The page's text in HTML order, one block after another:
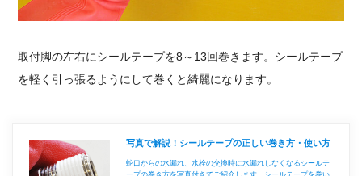
取付脚の左右にシールテープを8～13回巻きます。シールテープ
を軽く引っ張るようにして巻くと綺麗になります。
写真で解説！シールテープの正しい巻き方・使い方
蛇口からの水漏れ、水栓の交換時に水漏れしなくなるシールテ
ープの巻き方を写真付きでご紹介します。シールテープを巻い